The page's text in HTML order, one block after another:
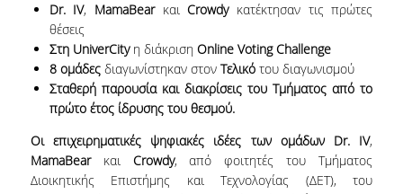
ΚΡΙΤΗΡΙΑ ΚΑΙ ΔΙΑΔΙΚΑΣΙΑ ΕΠΙΛΟΓΗΣ
ΕΡΓΑΣΤΗΡΙΑΚΗ ΥΠΟΔΟΜΗ
NEWSLETTERS
TESTIMONIALS
ΒΡΑΒΕΙΑ ΕΞΑΙΡΕΤΙΚΗΣ ΕΠΙΔΟΣΗΣ ΣΤΗ
ΔΙΔΑΣΚΑΛΙΑ
Dr. IV, MamaBearκαιCrowdyκατέκτησαν τις πρώτες
θέσεις
Στη UniverCity η διάκρισηOnline Voting Challenge
8 ομάδες διαγωνίστηκαν στονΤελικότου διαγωνισμού
Σταθερή παρουσία και διακρίσεις του Τμήματος από το
πρώτο έτος ίδρυσης του θεσμού.
Οι επιχειρηματικές ψηφιακές ιδέες των ομάδων Dr. IV,
MamaBearκαι Crowdy, από φοιτητές του Τμήματος
Διοικητικής Επιστήμης και Τεχνολογίας (ΔΕΤ), του